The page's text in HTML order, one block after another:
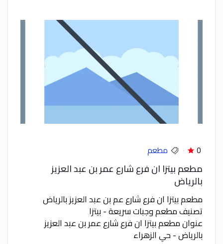
0 مطعم
مطعم بيتزا ان فرع شارع عمر بن عبد العزيز
بالرياض
مطعم بيتزا ان فرع شارع عم بن عبد العزيز بالرياض
تصنيف مطعم وجبات سريعة - بيتزا
عنوان مطعم بيتزا ان فرع شارع عمر بن عبد العزيز
بالرياض - حي الزهراء